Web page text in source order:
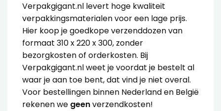
Verpakgigant.nl levert hoge kwaliteit
verpakkingsmaterialen voor een lage prijs.
Hier koop je goedkope verzenddozen van
formaat 310 x 220 x 300, zonder
bezorgkosten of orderkosten. Bij
Verpakgigant.nl weet je voordat je bestelt al
waar je aan toe bent, dat vind je niet overal.
Voor bestellingen binnen Nederland en België
rekenen we geenverzendkosten!